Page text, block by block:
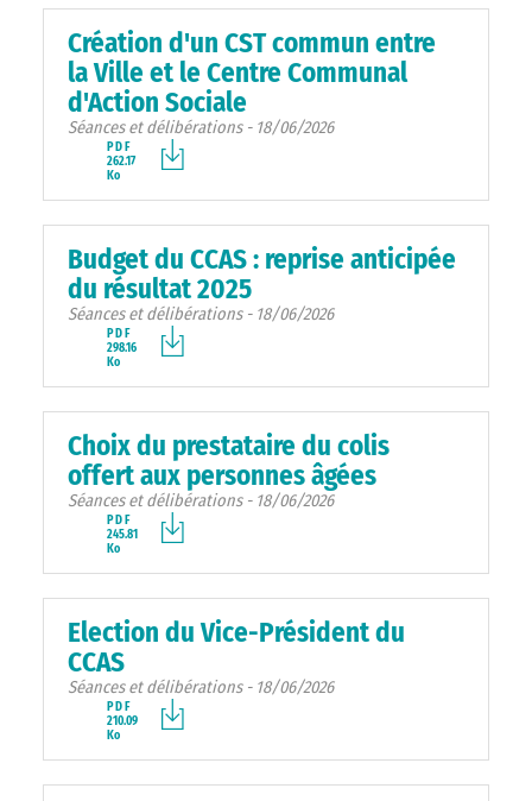
Création d'un CST commun entre
la Ville et le Centre Communal
d'Action Sociale
Séances et délibérations - 18/06/2026
PDF
262.17
Ko
Budget du CCAS : reprise anticipée
du résultat 2025
Séances et délibérations - 18/06/2026
PDF
298.16
Ko
Choix du prestataire du colis
offert aux personnes âgées
Séances et délibérations - 18/06/2026
PDF
245.81
Ko
Election du Vice-Président du
CCAS
Séances et délibérations - 18/06/2026
PDF
210.09
Ko